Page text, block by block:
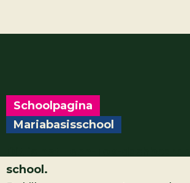
Schoolpagina
Mariabasisschool
school.